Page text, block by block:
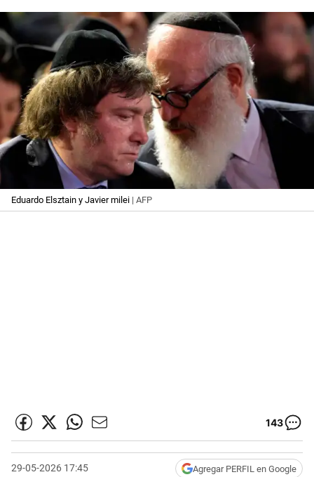
Eduardo Elsztain y Javier milei | AFP
143
29-05-2026 17:45 Agregar PERFIL en Google